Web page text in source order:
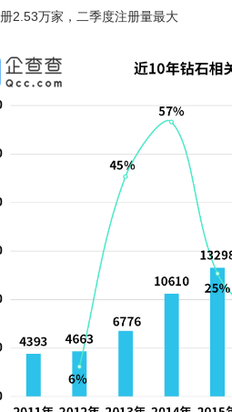
2.53万家，二季度注册量最大